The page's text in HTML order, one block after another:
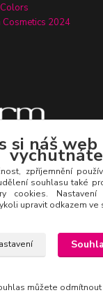
Cosmetics 2024
si náš
vychutnáte
zpříjemnění
souhlasu také
cookies. Nastavení
upravit odkazem ve
můžete odmítnout